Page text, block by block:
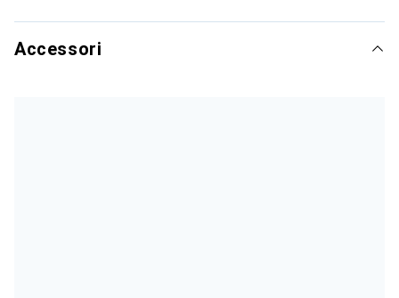
Accessori